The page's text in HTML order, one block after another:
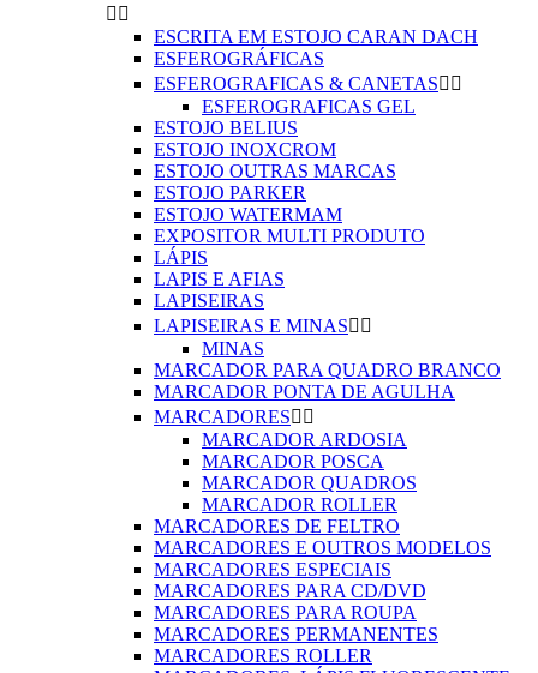
 
ESCRITA EM ESTOJO CARAN DACH
ESFEROGRÁFICAS
ESFEROGRAFICAS & CANETAS 
ESFEROGRAFICAS GEL
ESTOJO BELIUS
ESTOJO INOXCROM
ESTOJO OUTRAS MARCAS
ESTOJO PARKER
ESTOJO WATERMAM
EXPOSITOR MULTI PRODUTO
LÁPIS
LAPIS E AFIAS
LAPISEIRAS
LAPISEIRAS E MINAS 
MINAS
MARCADOR PARA QUADRO BRANCO
MARCADOR PONTA DE AGULHA
MARCADORES 
MARCADOR ARDOSIA
MARCADOR POSCA
MARCADOR QUADROS
MARCADOR ROLLER
MARCADORES DE FELTRO
MARCADORES E OUTROS MODELOS
MARCADORES ESPECIAIS
MARCADORES PARA CD/DVD
MARCADORES PARA ROUPA
MARCADORES PERMANENTES
MARCADORES ROLLER